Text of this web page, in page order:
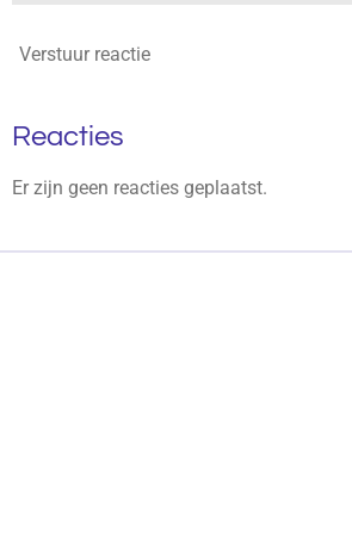
Verstuur reactie
Reacties
Er zijn geen reacties geplaatst.